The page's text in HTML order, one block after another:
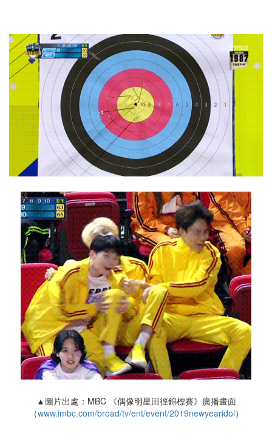
▲圖片出處：MBC 《偶像明星田徑錦標賽》廣播畫面
（www.imbc.com/broad/tv/ent/event/2019newyearidol）